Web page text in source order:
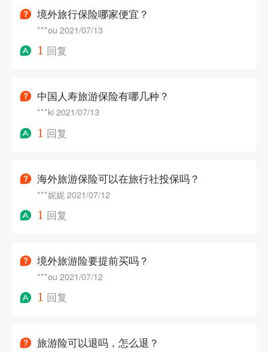
境外旅行保险哪家便宜？
***ou 2021/07/13
1 回复
中国人寿旅游保险有哪几种？
***ki 2021/07/13
1 回复
海外旅游保险可以在旅行社投保吗？
***妮妮 2021/07/12
1 回复
境外旅游险要提前买吗？
***ou 2021/07/12
1 回复
旅游险可以退吗，怎么退？